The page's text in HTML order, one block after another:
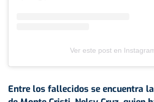
Ver este post en
Entre los fallecidos se encuentra